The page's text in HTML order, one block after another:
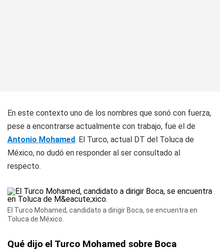
En este contexto uno de los nombres que sonó con fuerza,
pese a encontrarse actualmente con trabajo, fue el de
Antonio Mohamed. El Turco, actual DT del Toluca de
México, no dudó en responder al ser consultado al
respecto.
El Turco Mohamed, candidato a dirigir Boca, se encuentra en
Toluca de México.
Qué dijo el Turco Mohamed sobre Boca